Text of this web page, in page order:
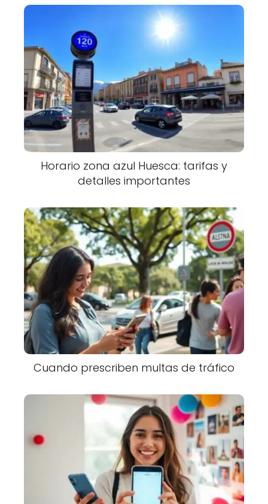
Horario zona azul Huesca: tarifas y
detalles importantes
Cuando prescriben multas de tráfico